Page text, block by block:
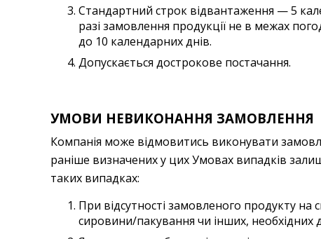
Стандартний строк відвантаження — 5
разі замовлення продукції не в межах
до 10 календарних днів.
Допускається дострокове постачання.
УМОВИ НЕВИКОНАННЯ ЗАМОВЛЕННЯ
Компанія може відмовитись виконувати
раніше визначених у цих Умовах випадків
таких випадках:
При відсутності замовленого продукту на
сировини/пакування чи інших, необхідних